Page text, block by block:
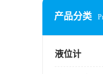
产品分类
液位计